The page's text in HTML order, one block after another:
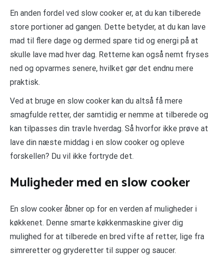
En anden fordel ved slow cooker er, at du kan tilberede
store portioner ad gangen. Dette betyder, at du kan lave
mad til flere dage og dermed spare tid og energi på at
skulle lave mad hver dag. Retterne kan også nemt fryses
ned og opvarmes senere, hvilket gør det endnu mere
praktisk.
Ved at bruge en slow cooker kan du altså få mere
smagfulde retter, der samtidig er nemme at tilberede og
kan tilpasses din travle hverdag. Så hvorfor ikke prøve at
lave din næste middag i en slow cooker og opleve
forskellen? Du vil ikke fortryde det.
Muligheder med en slow cooker
En slow cooker åbner op for en verden af muligheder i
køkkenet. Denne smarte køkkenmaskine giver dig
mulighed for at tilberede en bred vifte af retter, lige fra
simreretter og gryderetter til supper og saucer.